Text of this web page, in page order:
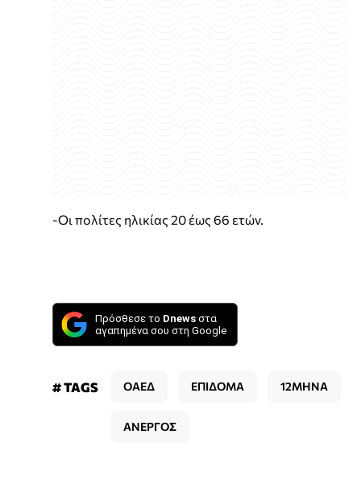
-Οι πολίτες ηλικίας 20 έως 66 ετών.
Πρόσθεσε το Dnews στα
αγαπημένα σου στη Google
# TAGS ΟΑΕΔ ΕΠΙΔΟΜΑ 12ΜΗΝΑ
ΑΝΕΡΓΟΣ